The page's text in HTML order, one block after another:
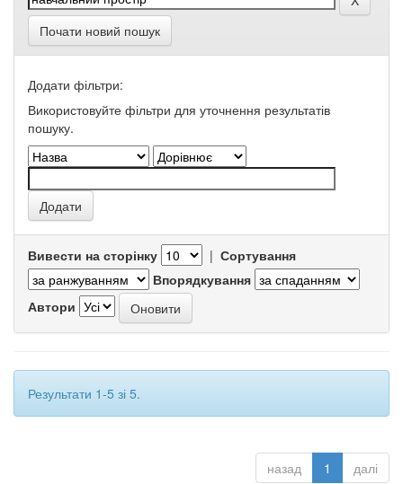
Почати новий пошук
Додати фільтри:
Використовуйте фільтри для уточнення результатів
пошуку.
Вивести на сторінку | Сортування
Впорядкування
Автори
Результати 1-5 зі 5.
назад 1 далі